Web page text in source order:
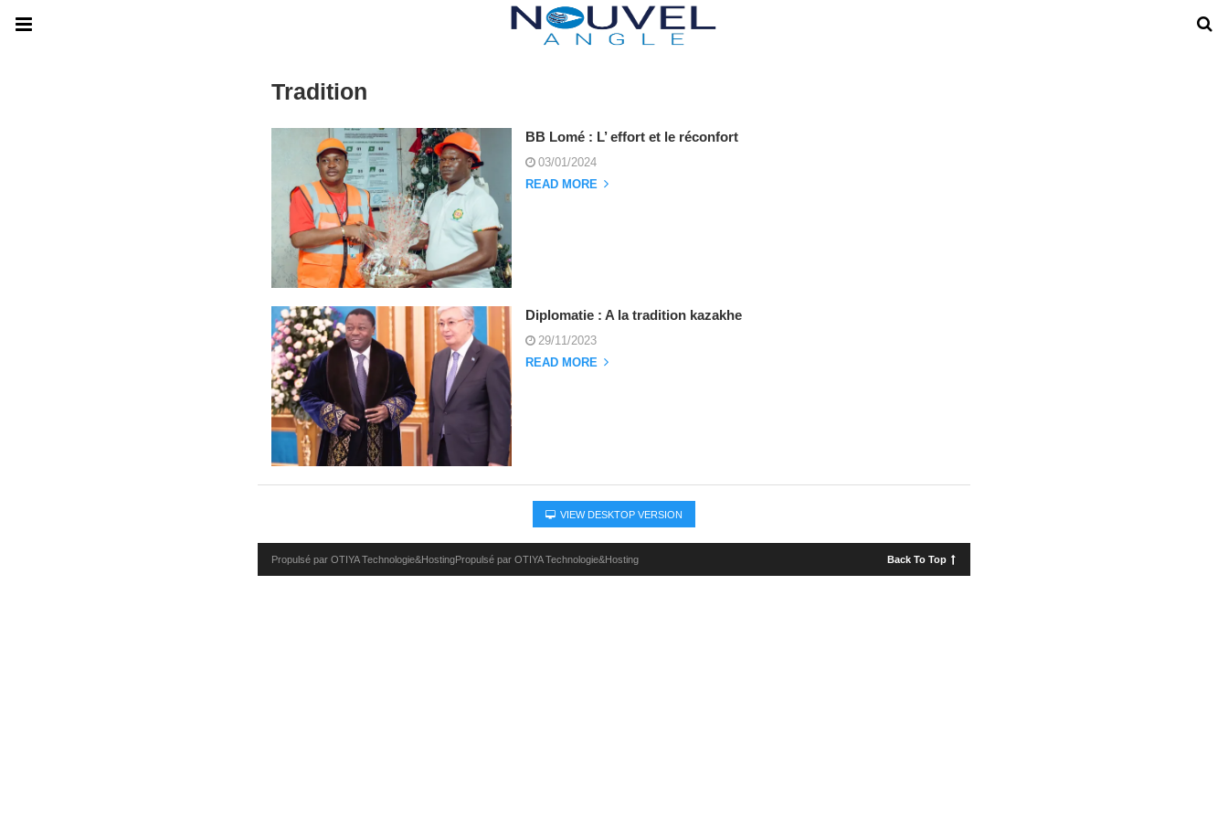
Tradition
BB Lomé : L’ effort et le réconfort
03/01/2024
READ MORE
Diplomatie : A la tradition kazakhe
29/11/2023
READ MORE
VIEW DESKTOP VERSION
Propulsé par OTIYA Technologie&HostingPropulsé par OTIYA Technologie&Hosting Back To Top